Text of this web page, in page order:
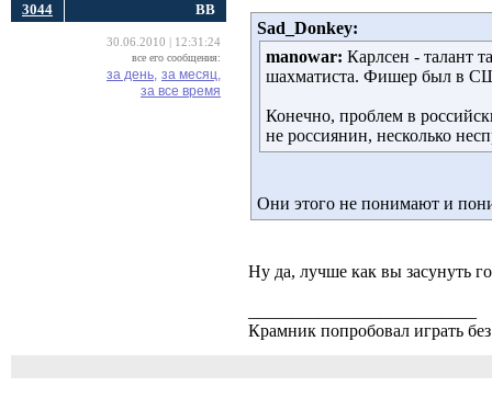
3044 ВВ
30.06.2010 | 12:31:24
все его сообщения:
за день, за месяц,
за все время
Sad_Donkey:
manowar: Карлсен - талант
шахматиста. Фишер был в
Конечно, проблем в
не россиянин, несколько
Они этого не понимают и
Ну да, лучше как вы засунуть
Крамник попробовал играть